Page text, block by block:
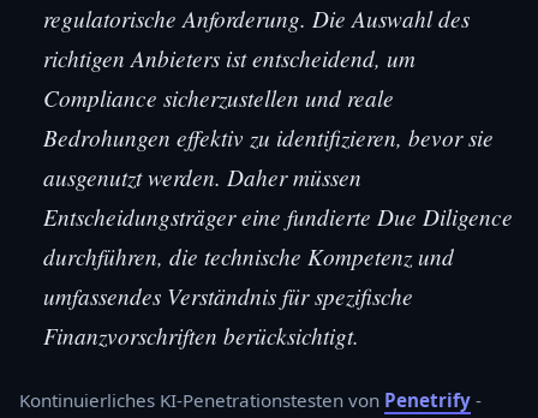
regulatorische Anforderung. Die Auswahl des
richtigen Anbieters ist entscheidend, um
Compliance sicherzustellen und reale
Bedrohungen effektiv zu identifizieren, bevor sie
ausgenutzt werden. Daher müssen
Entscheidungsträger eine fundierte Due Diligence
durchführen, die technische Kompetenz und
umfassendes Verständnis für spezifische
Finanzvorschriften berücksichtigt.
Kontinuierliches KI-Penetrationstesten von Penetrify -